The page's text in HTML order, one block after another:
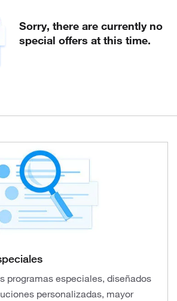
Sorry, there are currently no
special offers at this time.
programas especiales, diseñados
personalizadas, mayor